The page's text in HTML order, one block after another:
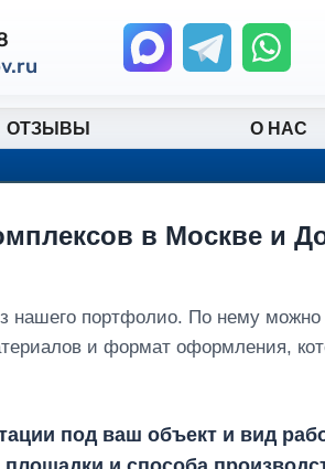
ОТЗЫВЫ О НАС
в Москве и
нашего портфолио. По нему можно
и формат оформления,
под ваш объект и вид